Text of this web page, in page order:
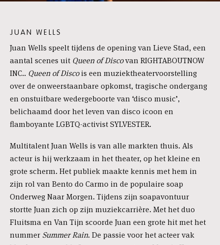
JUAN WELLS
Juan Wells speelt tijdens de opening van Lieve Stad, een
aantal scenes uit Queen of Discovan RIGHTABOUTNOW
INC.. Queen of Discois een muziektheatervoorstelling
over de onweerstaanbare opkomst, tragische ondergang
en onstuitbare wedergeboorte van ‘disco music’,
belichaamd door het leven van disco icoon en
flamboyante LGBTQ-activist SYLVESTER.
Multitalent Juan Wells is van alle markten thuis. Als
acteur is hij werkzaam in het theater, op het kleine en
grote scherm. Het publiek maakte kennis met hem in
zijn rol van Bento do Carmo in de populaire soap
Onderweg Naar Morgen. Tijdens zijn soapavontuur
stortte Juan zich op zijn muziekcarrière. Met het duo
Fluitsma en Van Tijn scoorde Juan een grote hit met het
nummer Summer Rain. De passie voor het acteer vak